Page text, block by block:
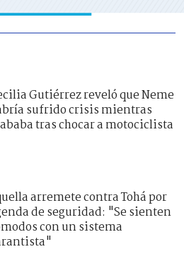
Gutiérrez reveló que Neme
sufrido crisis mientras
tras chocar a motociclista
arremete contra Tohá por
de seguridad: "Se sienten
con un sistema